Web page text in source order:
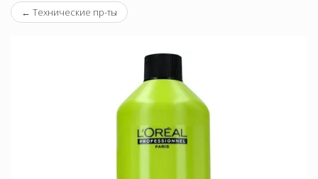
← Технические пр-ты